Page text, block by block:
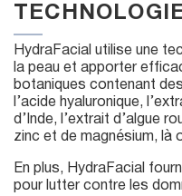
HydraFacial utilise une
la peau et apporter
botaniques contenant
l’acide hyaluronique,
d’Inde, l’extrait d’algue
zinc et de magnésium, là
En plus, HydraFacial
pour lutter contre les